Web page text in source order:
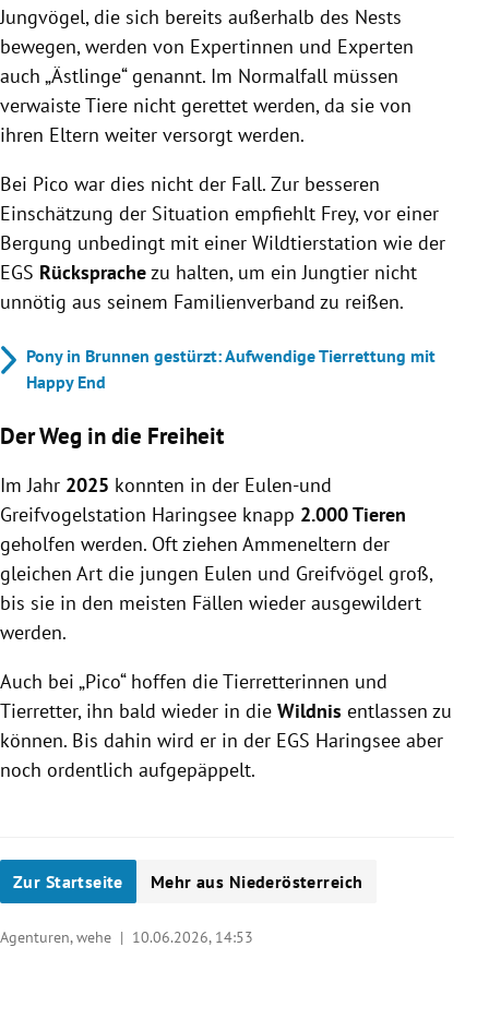
Jungvögel, die sich bereits außerhalb des Nests
bewegen, werden von Expertinnen und Experten
auch „Ästlinge“ genannt. Im Normalfall müssen
verwaiste Tiere nicht gerettet werden, da sie von
ihren Eltern weiter versorgt werden.
Bei Pico war dies nicht der Fall. Zur besseren
Einschätzung der Situation empfiehlt Frey, vor einer
Bergung unbedingt mit einer Wildtierstation wie der
EGS Rücksprachezu halten, um ein Jungtier nicht
unnötig aus seinem Familienverband zu reißen.
Pony in Brunnen gestürzt: Aufwendige Tierrettung mit
Happy End
Der Weg in die Freiheit
Im Jahr 2025 konnten in der Eulen-und
Greifvogelstation Haringsee knapp 2.000 Tieren
geholfen werden. Oft ziehen Ammeneltern der
gleichen Art die jungen Eulen und Greifvögel groß,
bis sie in den meisten Fällen wieder ausgewildert
werden.
Auch bei „Pico“ hoffen die Tierretterinnen und
Tierretter, ihn bald wieder in die Wildnis entlassen zu
können. Bis dahin wird er in der EGS Haringsee aber
noch ordentlich aufgepäppelt.
Zur Startseite Mehr aus Niederösterreich
Agenturen, wehe | 10.06.2026, 14:53